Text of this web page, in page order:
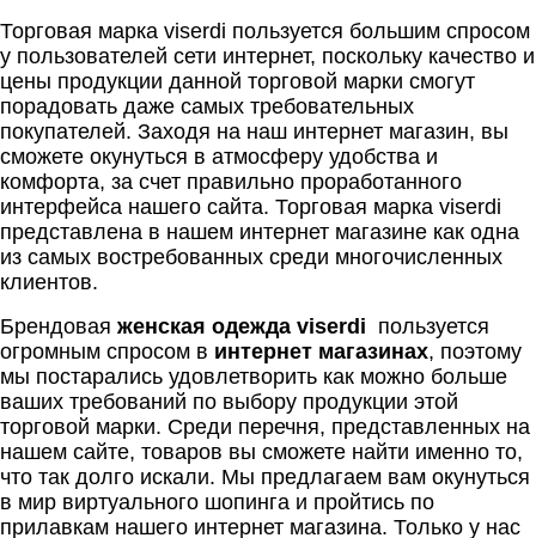
Торговая марка viserdi пользуется большим спросом
у пользователей сети интернет, поскольку качество и
цены продукции данной торговой марки смогут
порадовать даже самых требовательных
покупателей. Заходя на наш интернет магазин, вы
сможете окунуться в атмосферу удобства и
комфорта, за счет правильно проработанного
интерфейса нашего сайта. Торговая марка viserdi
представлена в нашем интернет магазине как одна
из самых востребованных среди многочисленных
клиентов.
Брендовая женская одежда viserdi пользуется
огромным спросом в интернет магазинах, поэтому
мы постарались удовлетворить как можно больше
ваших требований по выбору продукции этой
торговой марки. Среди перечня, представленных на
нашем сайте, товаров вы сможете найти именно то,
что так долго искали. Мы предлагаем вам окунуться
в мир виртуального шопинга и пройтись по
прилавкам нашего интернет магазина. Только у нас